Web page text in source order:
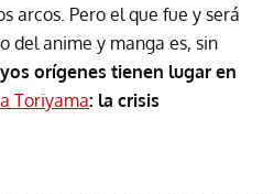
arcos. Pero el que fue y será
del anime y manga es, sin
orígenes tienen lugar en
Toriyama: la crisis